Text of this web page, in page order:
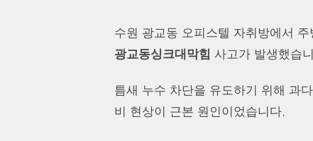
수원 광교동 오피스텔 자취방에서
광교동싱크대막힘 사고가 발생했습
틈새 누수 차단을 유도하기 위해 과
비 현상이 근본 원인이었습니다.